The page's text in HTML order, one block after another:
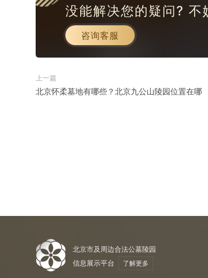
没能解决您的疑问? 不
咨询客服
上一篇
北京怀柔墓地有哪些？北京九公山陵园位置在哪
北京市及周边合法公墓陵园
信息展示平台
了解更多